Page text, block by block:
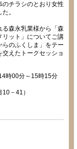
のチラシのとおり女性
。
森永乳業様から「森
リット」についてご講
のふくしま」をテー
えたトークセッショ
時00分～15時15分
－41）